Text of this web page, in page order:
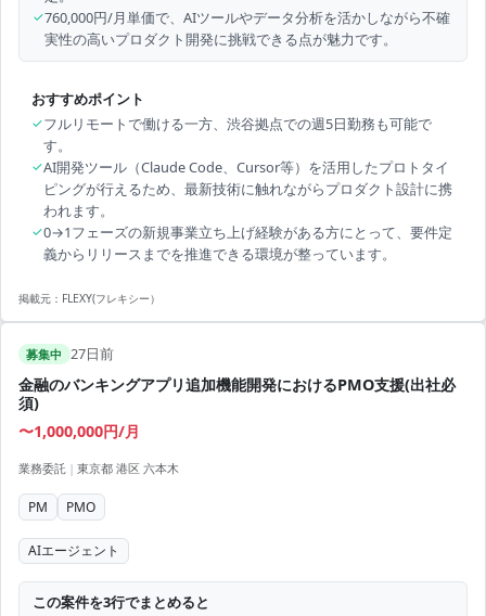
✓760,000円/月単価で、AIツールやデータ分析を活かしながら不確
実性の高いプロダクト開発に挑戦できる点が魅力です。
おすすめポイント
✓フルリモートで働ける一方、渋谷拠点での週5日勤務も可能で
す。
✓AI開発ツール（Claude Code、Cursor等）を活用したプロトタイ
ピングが行えるため、最新技術に触れながらプロダクト設計に携
われます。
✓0→1フェーズの新規事業立ち上げ経験がある方にとって、要件定
義からリリースまでを推進できる環境が整っています。
掲載元： FLEXY(フレキシー）
募集中 27日前
金融のバンキングアプリ追加機能開発におけるPMO支援(出社必
須)
〜1,000,000円/月
業務委託 | 東京都 港区 六本木
PM PMO
AIエージェント
この案件を3行でまとめると